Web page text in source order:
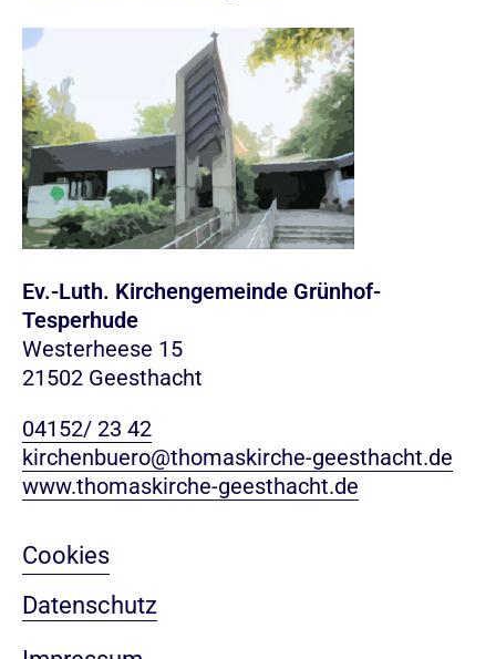
Ev.-Luth. Kirchengemeinde Grünhof-
Tesperhude
Westerheese 15
21502 Geesthacht
04152/ 23 42
kirchenbuero@thomaskirche-geesthacht.de
www.thomaskirche-geesthacht.de
Cookies
Datenschutz